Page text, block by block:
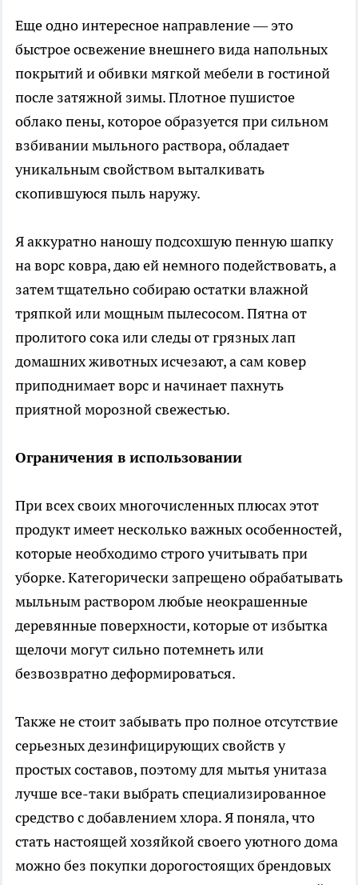
Еще одно интересное направление — это
быстрое освежение внешнего вида напольных
покрытий и обивки мягкой мебели в гостиной
после затяжной зимы. Плотное пушистое
облако пены, которое образуется при сильном
взбивании мыльного раствора, обладает
уникальным свойством выталкивать
скопившуюся пыль наружу.
Я аккуратно наношу подсохшую пенную шапку
на ворс ковра, даю ей немного подействовать, а
затем тщательно собираю остатки влажной
тряпкой или мощным пылесосом. Пятна от
пролитого сока или следы от грязных лап
домашних животных исчезают, а сам ковер
приподнимает ворс и начинает пахнуть
приятной морозной свежестью.
Ограничения в использовании
При всех своих многочисленных плюсах этот
продукт имеет несколько важных особенностей,
которые необходимо строго учитывать при
уборке. Категорически запрещено обрабатывать
мыльным раствором любые неокрашенные
деревянные поверхности, которые от избытка
щелочи могут сильно потемнеть или
безвозвратно деформироваться.
Также не стоит забывать про полное отсутствие
серьезных дезинфицирующих свойств у
простых составов, поэтому для мытья унитаза
лучше все-таки выбрать специализированное
средство с добавлением хлора. Я поняла, что
стать настоящей хозяйкой своего уютного дома
можно без покупки дорогостоящих брендовых